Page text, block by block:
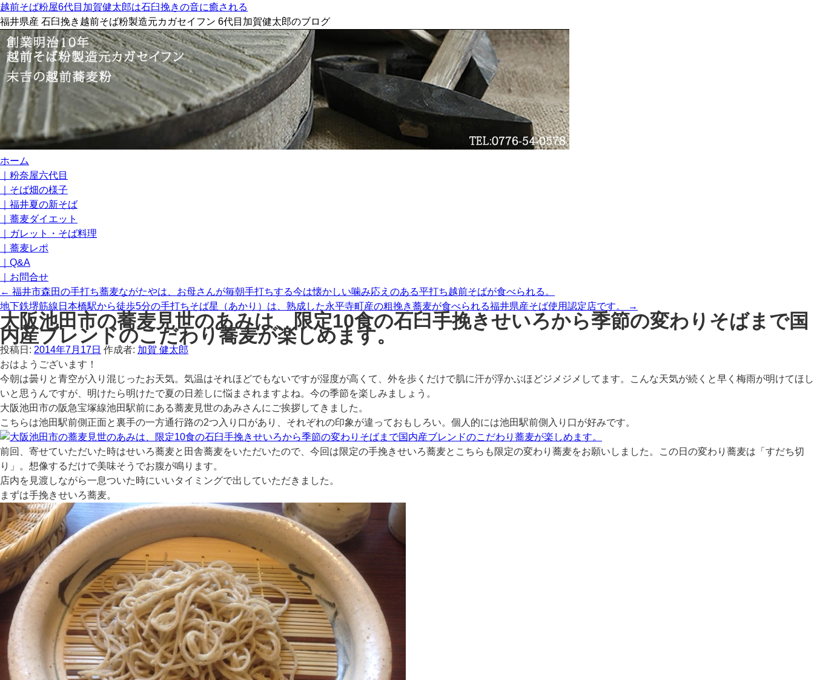
越前そば粉屋6代目加賀健太郎は石臼挽きの音に癒される
福井県産 石臼挽き越前そば粉製造元カガセイフン 6代目加賀健太郎のブログ
コ
ン
テ
ン
ツ
へ
ス
キ
ッ
プ
ホーム
｜粉奈屋六代目
｜そば畑の様子
｜福井夏の新そば
｜蕎麦ダイエット
｜ガレット・そば料理
｜蕎麦レポ
｜Q&A
｜お問合せ
← 福井市森田の手打ち蕎麦ながたやは、お母さんが毎朝手打ちする今は懐かしい噛み応えのある平打ち越前そばが食べられる。
地下鉄堺筋線日本橋駅から徒歩5分の手打ちそば星（あかり）は、熟成した永平寺町産の粗挽き蕎麦が食べられる福井県産そば使用認定店です。
→
大阪池田市の蕎麦見世のあみは、限定10食の石臼手挽きせいろから季節の変わりそばまで国
内産ブレンドのこだわり蕎麦が楽しめます。
投稿日: 2014年7月17日 作成者: 加賀 健太郎
おはようございます！
今朝は曇りと青空が入り混じったお天気。気温はそれほどでもないですが湿度が高くて、外を歩くだけで肌に汗が浮かぶほどジメジメしてます。こんな天気が続くと早く梅雨が明けてほし
いと思うんですが、明けたら明けたで夏の日差しに悩まされますよね。今の季節を楽しみましょう。
大阪池田市の阪急宝塚線池田駅前にある蕎麦見世のあみさんにご挨拶してきました。
こちらは池田駅前側正面と裏手の一方通行路の2つ入り口があり、それぞれの印象が違っておもしろい。個人的には池田駅前側入り口が好みです。
前回、寄せていただいた時はせいろ蕎麦と田舎蕎麦をいただいたので、今回は限定の手挽きせいろ蕎麦とこちらも限定の変わり蕎麦をお願いしました。この日の変わり蕎麦は「すだち切
り」。想像するだけで美味そうでお腹が鳴ります。
店内を見渡しながら一息ついた時にいいタイミングで出していただきました。
まずは手挽きせいろ蕎麦。